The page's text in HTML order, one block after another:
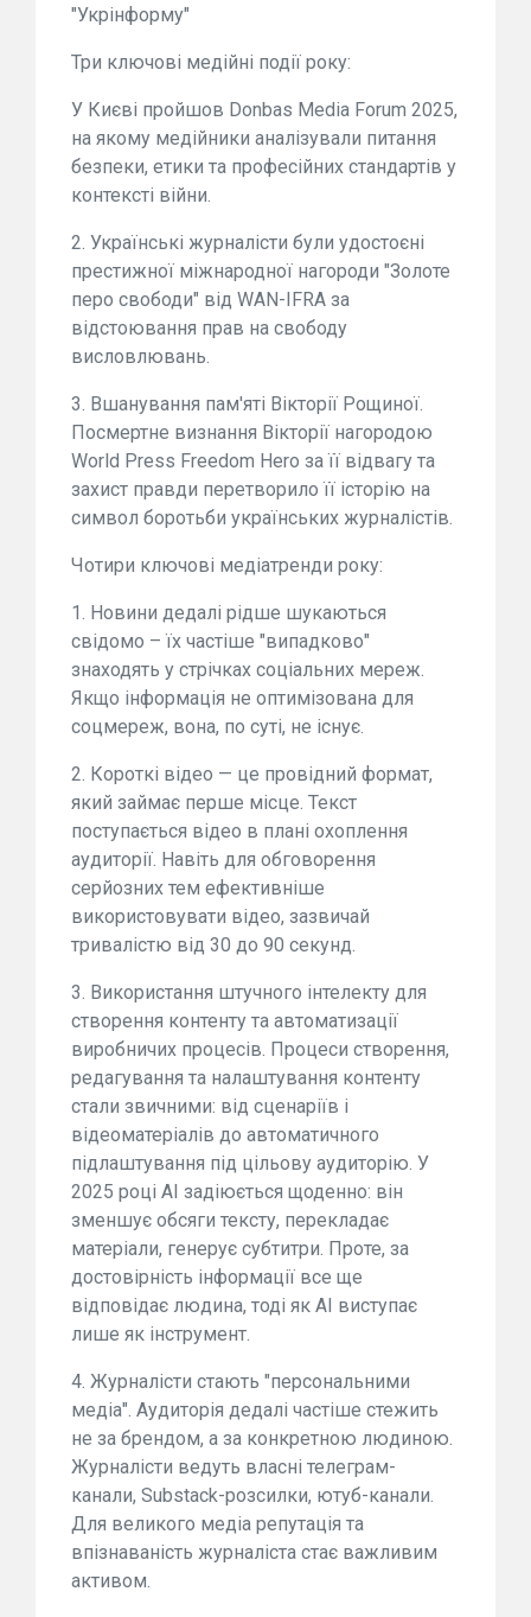
"Укрінформу"
Три ключові медійні події року:
У Києві пройшов Donbas Media Forum 2025,
на якому медійники аналізували питання
безпеки, етики та професійних стандартів у
контексті війни.
2. Українські журналісти були удостоєні
престижної міжнародної нагороди "Золоте
перо свободи" від WAN-IFRA за
відстоювання прав на свободу
висловлювань.
3. Вшанування пам'яті Вікторії Рощиної.
Посмертне визнання Вікторії нагородою
World Press Freedom Hero за її відвагу та
захист правди перетворило її історію на
символ боротьби українських журналістів.
Чотири ключові медіатренди року:
1. Новини дедалі рідше шукаються
свідомо – їх частіше "випадково"
знаходять у стрічках соціальних мереж.
Якщо інформація не оптимізована для
соцмереж, вона, по суті, не існує.
2. Короткі відео — це провідний формат,
який займає перше місце. Текст
поступається відео в плані охоплення
аудиторії. Навіть для обговорення
серйозних тем ефективніше
використовувати відео, зазвичай
тривалістю від 30 до 90 секунд.
3. Використання штучного інтелекту для
створення контенту та автоматизації
виробничих процесів. Процеси створення,
редагування та налаштування контенту
стали звичними: від сценаріїв і
відеоматеріалів до автоматичного
підлаштування під цільову аудиторію. У
2025 році AI задіюється щоденно: він
зменшує обсяги тексту, перекладає
матеріали, генерує субтитри. Проте, за
достовірність інформації все ще
відповідає людина, тоді як AI виступає
лише як інструмент.
4. Журналісти стають "персональними
медіа". Аудиторія дедалі частіше стежить
не за брендом, а за конкретною людиною.
Журналісти ведуть власні телеграм-
канали, Substack-розсилки, ютуб-канали.
Для великого медіа репутація та
впізнаваність журналіста стає важливим
активом.